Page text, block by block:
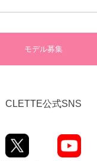
モデル募集
CLETTE公式SNS